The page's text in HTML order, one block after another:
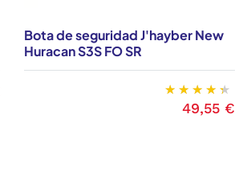
Bota de seguridad J'hayber New
Huracan S3S FO SR
Precio
49,55 €